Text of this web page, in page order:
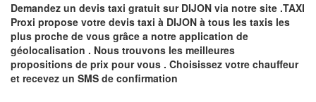
Demandez un devis taxi gratuit sur DIJON via notre site .TAXI
Proxi propose votre devis taxi à DIJON à tous les taxis les
plus proche de vous grâce a notre application de
géolocalisation . Nous trouvons les meilleures
propositions de prix pour vous . Choisissez votre chauffeur
et recevez un SMS de confirmation